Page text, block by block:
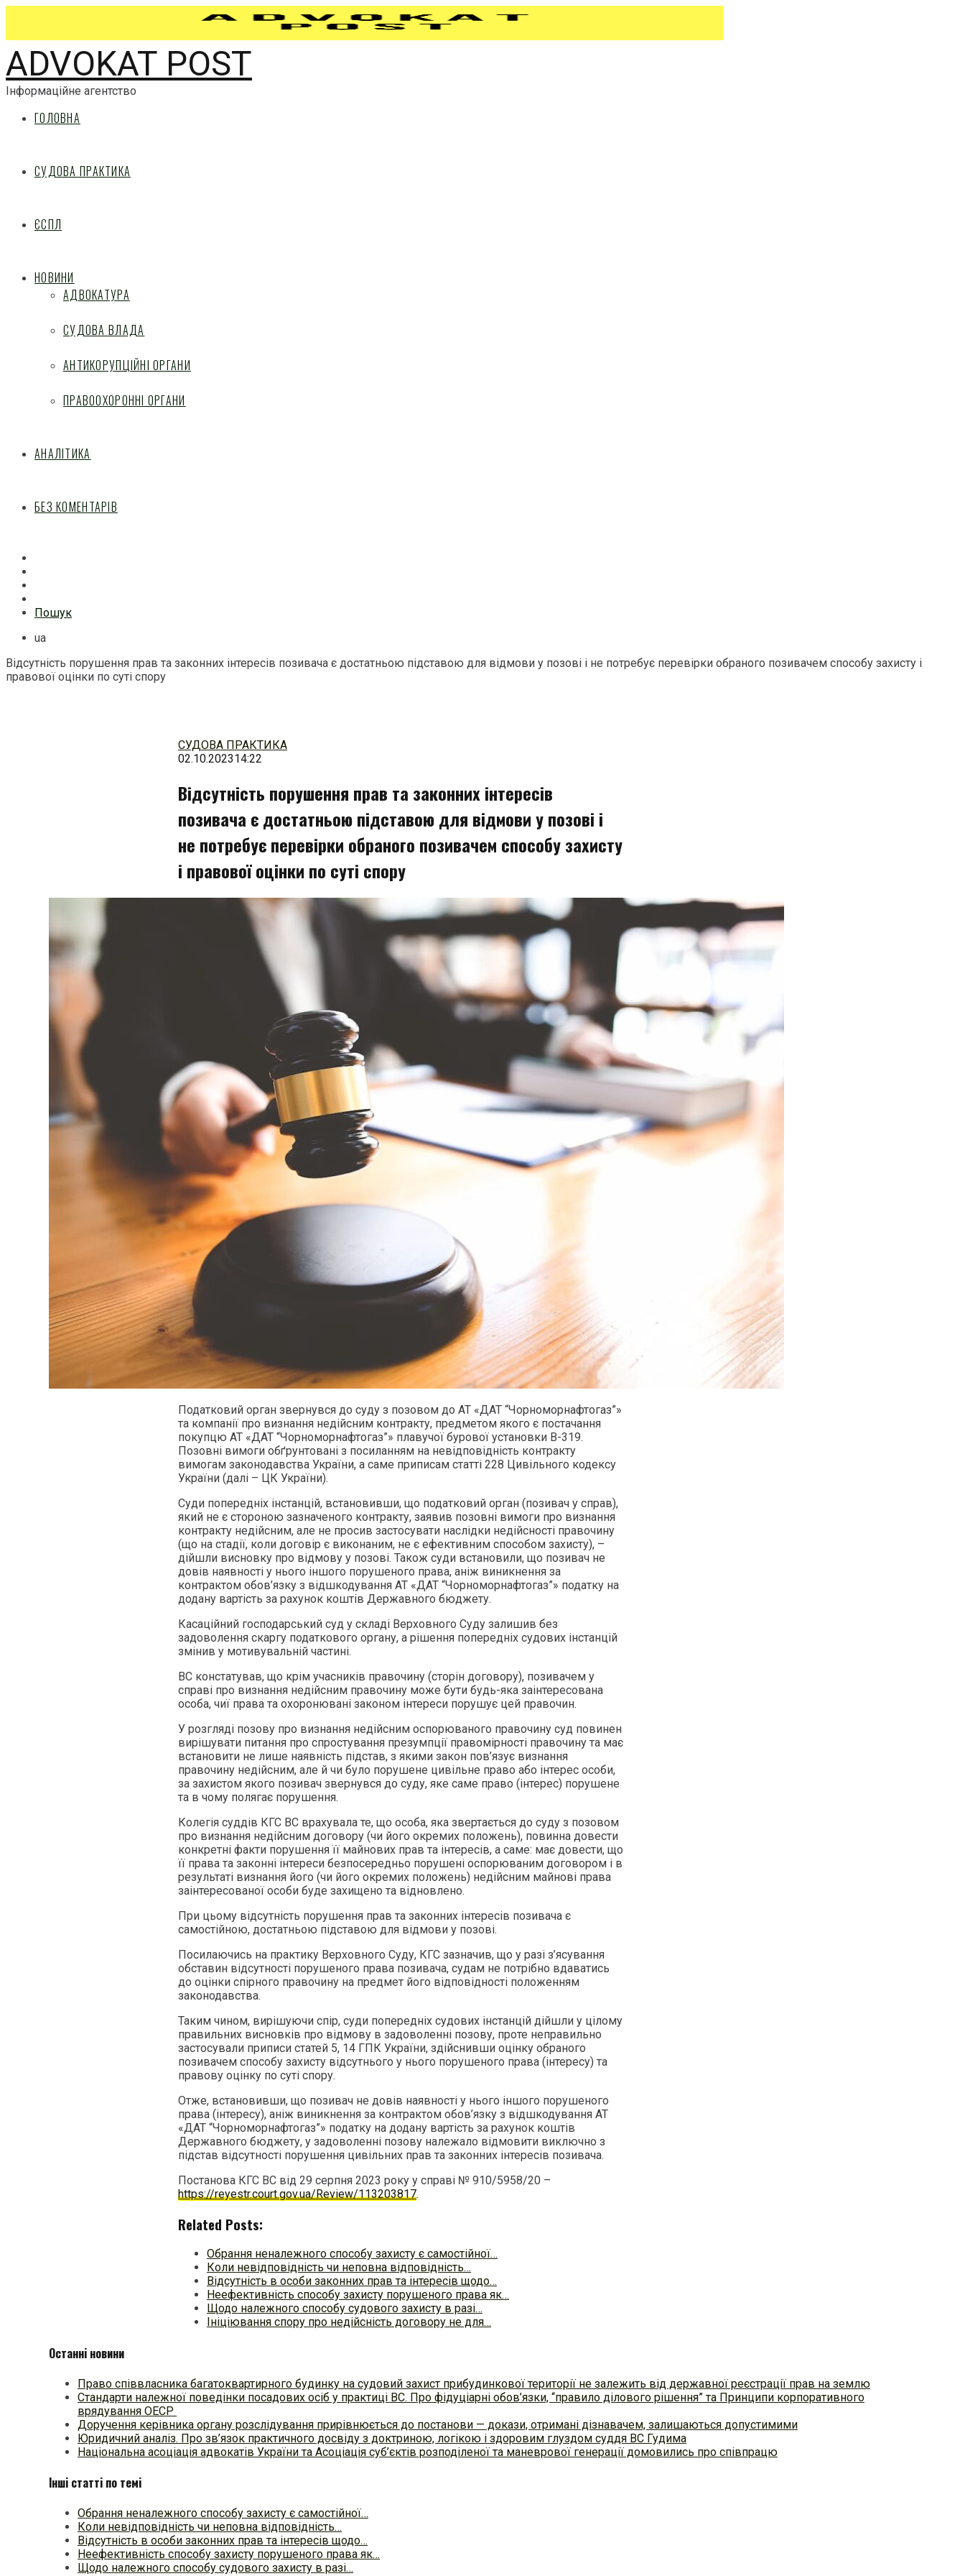
ADVOKAT POST
Інформаційне агентство
ГОЛОВНА
СУДОВА ПРАКТИКА
ЄСПЛ
НОВИНИ
АДВОКАТУРА
СУДОВА ВЛАДА
АНТИКОРУПЦІЙНІ ОРГАНИ
ПРАВООХОРОННІ ОРГАНИ
АНАЛІТИКА
БЕЗ КОМЕНТАРІВ
Пошук
ua
Відсутність порушення прав та законних інтересів позивача є достатньою підставою для відмови у позові і не потребує перевірки обраного позивачем способу захисту і
правової оцінки по суті спору
СУДОВА ПРАКТИКА
02.10.202314:22
Відсутність порушення прав та законних інтересів
позивача є достатньою підставою для відмови у позові і
не потребує перевірки обраного позивачем способу захисту
і правової оцінки по суті спору
Податковий орган звернувся до суду з позовом до АТ «ДАТ “Чорноморнафтогаз”»
та компанії про визнання недійсним контракту, предметом якого є постачання
покупцю АТ «ДАТ “Чорноморнафтогаз”» плавучої бурової установки В-319.
Позовні вимоги обґрунтовані з посиланням на невідповідність контракту
вимогам законодавства України, а саме приписам статті 228 Цивільного кодексу
України (далі – ЦК України).
Суди попередніх інстанцій, встановивши, що податковий орган (позивач у справ),
який не є стороною зазначеного контракту, заявив позовні вимоги про визнання
контракту недійсним, але не просив застосувати наслідки недійсності правочину
(що на стадії, коли договір є виконаним, не є ефективним способом захисту), –
дійшли висновку про відмову у позові. Також суди встановили, що позивач не
довів наявності у нього іншого порушеного права, аніж виникнення за
контрактом обов’язку з відшкодування АТ «ДАТ “Чорноморнафтогаз”» податку на
додану вартість за рахунок коштів Державного бюджету.
Касаційний господарський суд у складі Верховного Суду залишив без
задоволення скаргу податкового органу, а рішення попередніх судових інстанцій
змінив у мотивувальній частині.
ВС констатував, що крім учасників правочину (сторін договору), позивачем у
справі про визнання недійсним правочину може бути будь-яка заінтересована
особа, чиї права та охоронювані законом інтереси порушує цей правочин.
У розгляді позову про визнання недійсним оспорюваного правочину суд повинен
вирішувати питання про спростування презумпції правомірності правочину та має
встановити не лише наявність підстав, з якими закон пов’язує визнання
правочину недійсним, але й чи було порушене цивільне право або інтерес особи,
за захистом якого позивач звернувся до суду, яке саме право (інтерес) порушене
та в чому полягає порушення.
Колегія суддів КГС ВС врахувала те, що особа, яка звертається до суду з позовом
про визнання недійсним договору (чи його окремих положень), повинна довести
конкретні факти порушення її майнових прав та інтересів, а саме: має довести, що
її права та законні інтереси безпосередньо порушені оспорюваним договором і в
результаті визнання його (чи його окремих положень) недійсним майнові права
заінтересованої особи буде захищено та відновлено.
При цьому відсутність порушення прав та законних інтересів позивача є
самостійною, достатньою підставою для відмови у позові.
Посилаючись на практику Верховного Суду, КГС зазначив, що у разі з’ясування
обставин відсутності порушеного права позивача, судам не потрібно вдаватись
до оцінки спірного правочину на предмет його відповідності положенням
законодавства.
Таким чином, вирішуючи спір, суди попередніх судових інстанцій дійшли у цілому
правильних висновків про відмову в задоволенні позову, проте неправильно
застосували приписи статей 5, 14 ГПК України, здійснивши оцінку обраного
позивачем способу захисту відсутнього у нього порушеного права (інтересу) та
правову оцінку по суті спору.
Отже, встановивши, що позивач не довів наявності у нього іншого порушеного
права (інтересу), аніж виникнення за контрактом обов’язку з відшкодування АТ
«ДАТ “Чорноморнафтогаз”» податку на додану вартість за рахунок коштів
Державного бюджету, у задоволенні позову належало відмовити виключно з
підстав відсутності порушення цивільних прав та законних інтересів позивача.
Постанова КГС ВС від 29 серпня 2023 року у справі № 910/5958/20 –
https://reyestr.court.gov.ua/Review/113203817.
Related Posts:
Обрання неналежного способу захисту є самостійної…
Коли невідповідність чи неповна відповідність…
Відсутність в особи законних прав та інтересів щодо…
Неефективність способу захисту порушеного права як…
Щодо належного способу судового захисту в разі…
Ініціювання спору про недійсність договору не для…
Останні новини
Право співвласника багатоквартирного будинку на судовий захист прибудинкової території не залежить від державної реєстрації прав на землю
Стандарти належної поведінки посадових осіб у практиці ВC. Про фідуціарні обов’язки, “правило ділового рішення” та Принципи корпоративного
врядування ОЕСР
Доручення керівника органу розслідування прирівнюється до постанови — докази, отримані дізнавачем, залишаються допустимими
Юридичний аналіз. Про зв’язок практичного досвіду з доктриною, логікою і здоровим глуздом суддя ВС Гудима
Національна асоціація адвокатів України та Асоціація суб’єктів розподіленої та маневрової генерації домовились про співпрацю
Інші статті по темі
Обрання неналежного способу захисту є самостійної…
Коли невідповідність чи неповна відповідність…
Відсутність в особи законних прав та інтересів щодо…
Неефективність способу захисту порушеного права як…
Щодо належного способу судового захисту в разі…